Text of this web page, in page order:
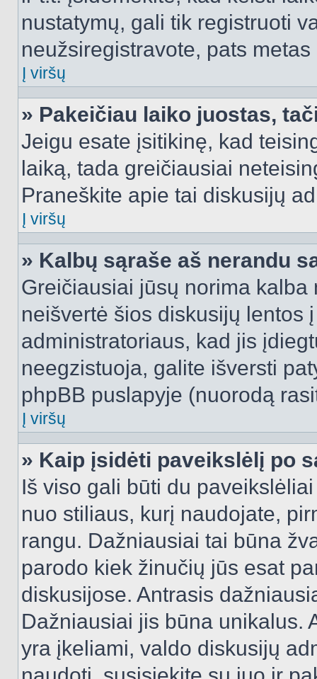
nustatymų, gali tik registruoti
neužsiregistravote, pats
Į viršų
» Pakeičiau laiko juostas,
Jeigu esate įsitikinę, kad
laiką, tada greičiausiai
Praneškite apie tai diskusijų
Į viršų
» Kalbų sąraše aš nerandu
Greičiausiai jūsų norima
neišvertė šios diskusijų lentos
administratoriaus, kad jis
neegzistuoja, galite išversti
phpBB puslapyje (nuorodą
Į viršų
» Kaip įsidėti paveikslėlį po
Iš viso gali būti du
nuo stiliaus, kurį naudojate,
rangu. Dažniausiai tai būna
parodo kiek žinučių jūs esat
diskusijose. Antrasis
Dažniausiai jis būna unikalus.
yra įkeliami, valdo diskusijų